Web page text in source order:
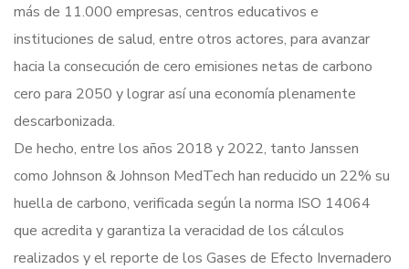
más de 11.000 empresas, centros educativos e
instituciones de salud, entre otros actores, para avanzar
hacia la consecución de cero emisiones netas de carbono
cero para 2050 y lograr así una economía plenamente
descarbonizada.
De hecho, entre los años 2018 y 2022, tanto Janssen
como Johnson & Johnson MedTech han reducido un 22% su
huella de carbono, verificada según la norma ISO 14064
que acredita y garantiza la veracidad de los cálculos
realizados y el reporte de los Gases de Efecto Invernadero